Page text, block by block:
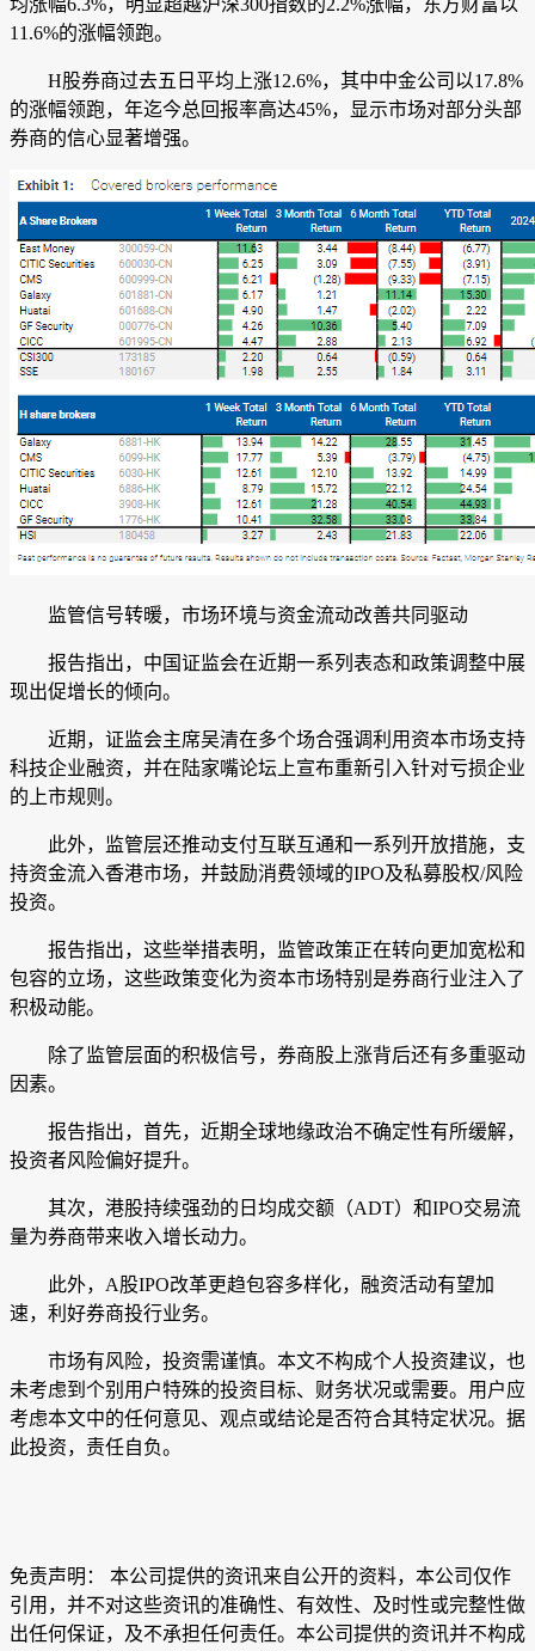
均涨幅6.3%，明显超越沪深300指数的2.2%涨幅， 东方财富以
11.6%的涨幅领跑。
H股券商过去五日平均上涨12.6%， 其中中金公司 以17.8%
的涨幅领跑，年迄今总回报率高达45%， 显示市场对部分头部
券商的信心显著增强。
监管信号转暖，市场环境与资金流动改善共同驱动
报告指出，中国证监会在近期一系列表态和政策调整中展
现出促增长的倾向。
近期，证监会主席吴清在多个场合强调利用资本市场支持
科技企业融资，并在陆家嘴论坛上宣布重新引入针对亏损企业
的上市规则。
此外，监管层还推动支付互联互通和一系列开放措施，支
持资金流入香港市场，并鼓励消费领域的IPO及私募股权/风险
投资。
报告指出，这些举措表明，监管政策正在转向更加宽松和
包容的立场， 这些政策变化为资本市场特别是券商行业注入了
积极动能。
除了监管层面的积极信号，券商股上涨背后还有多重驱动
因素。
报告指出，首先，近期全球地缘政治不确定性有所缓解，
投资者风险偏好提升。
其次，港股持续强劲的日均成交额（ADT）和IPO交易流
量为券商带来收入增长动力。
此外，A股IPO改革更趋包容多样化，融资活动有望加
速，利好券商投行业务。
市场有风险，投资需谨慎。本文不构成个人投资建议，也
未考虑到个别用户特殊的投资目标、财务状况或需要。用户应
考虑本文中的任何意见、观点或结论是否符合其特定状况。据
此投资，责任自负。
免责声明： 本公司提供的资讯来自公开的资料，本公司仅作
引用，并不对这些资讯的准确性、有效性、及时性或完整性做
出任何保证，及不承担任何责任。本公司提供的资讯并不构成